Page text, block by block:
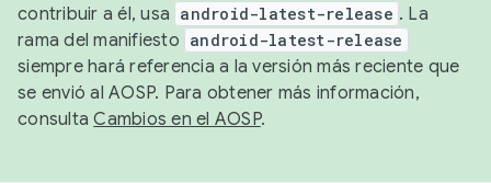
contribuir a él, usa android-latest-release . La
rama del manifiesto android-latest-release
siempre hará referencia a la versión más reciente que
se envió al AOSP. Para obtener más información,
consultaCambios en el AOSP.